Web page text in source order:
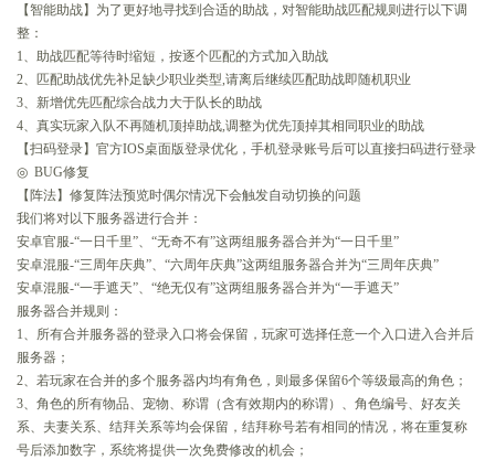
【智能助战】为了更好地寻找到合适的助战，对智能助战匹配规则进行以下调
整：
1、助战匹配等待时缩短，按逐个匹配的方式加入助战
2、匹配助战优先补足缺少职业类型,请离后继续匹配助战即随机职业
3、新增优先匹配综合战力大于队长的助战
4、真实玩家入队不再随机顶掉助战,调整为优先顶掉其相同职业的助战
【扫码登录】官方IOS桌面版登录优化，手机登录账号后可以直接扫码进行登录
◎ BUG修复
【阵法】修复阵法预览时偶尔情况下会触发自动切换的问题
我们将对以下服务器进行合并：
安卓官服-“一日千里”、“无奇不有”这两组服务器合并为“一日千里”
安卓混服-“三周年庆典”、“六周年庆典”这两组服务器合并为“三周年庆典”
安卓混服-“一手遮天”、“绝无仅有”这两组服务器合并为“一手遮天”
服务器合并规则：
1、所有合并服务器的登录入口将会保留，玩家可选择任意一个入口进入合并后
服务器；
2、若玩家在合并的多个服务器内均有角色，则最多保留6个等级最高的角色；
3、角色的所有物品、宠物、称谓（含有效期内的称谓）、角色编号、好友关
系、夫妻关系、结拜关系等均会保留，结拜称号若有相同的情况，将在重复称
号后添加数字，系统将提供一次免费修改的机会；